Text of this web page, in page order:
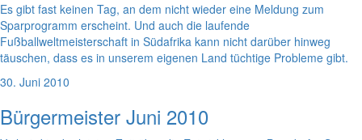
Es gibt fast keinen Tag, an dem nicht wieder eine Meldung zum
Sparprogramm erscheint. Und auch die laufende
Fußballweltmeisterschaft in Südafrika kann nicht darüber hinweg
täuschen, dass es in unserem eigenen Land tüchtige Probleme gibt.
30. Juni 2010
Bürgermeister Juni 2010